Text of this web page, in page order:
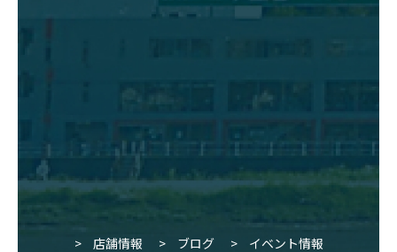
店舗情報 ブログ イベント情報